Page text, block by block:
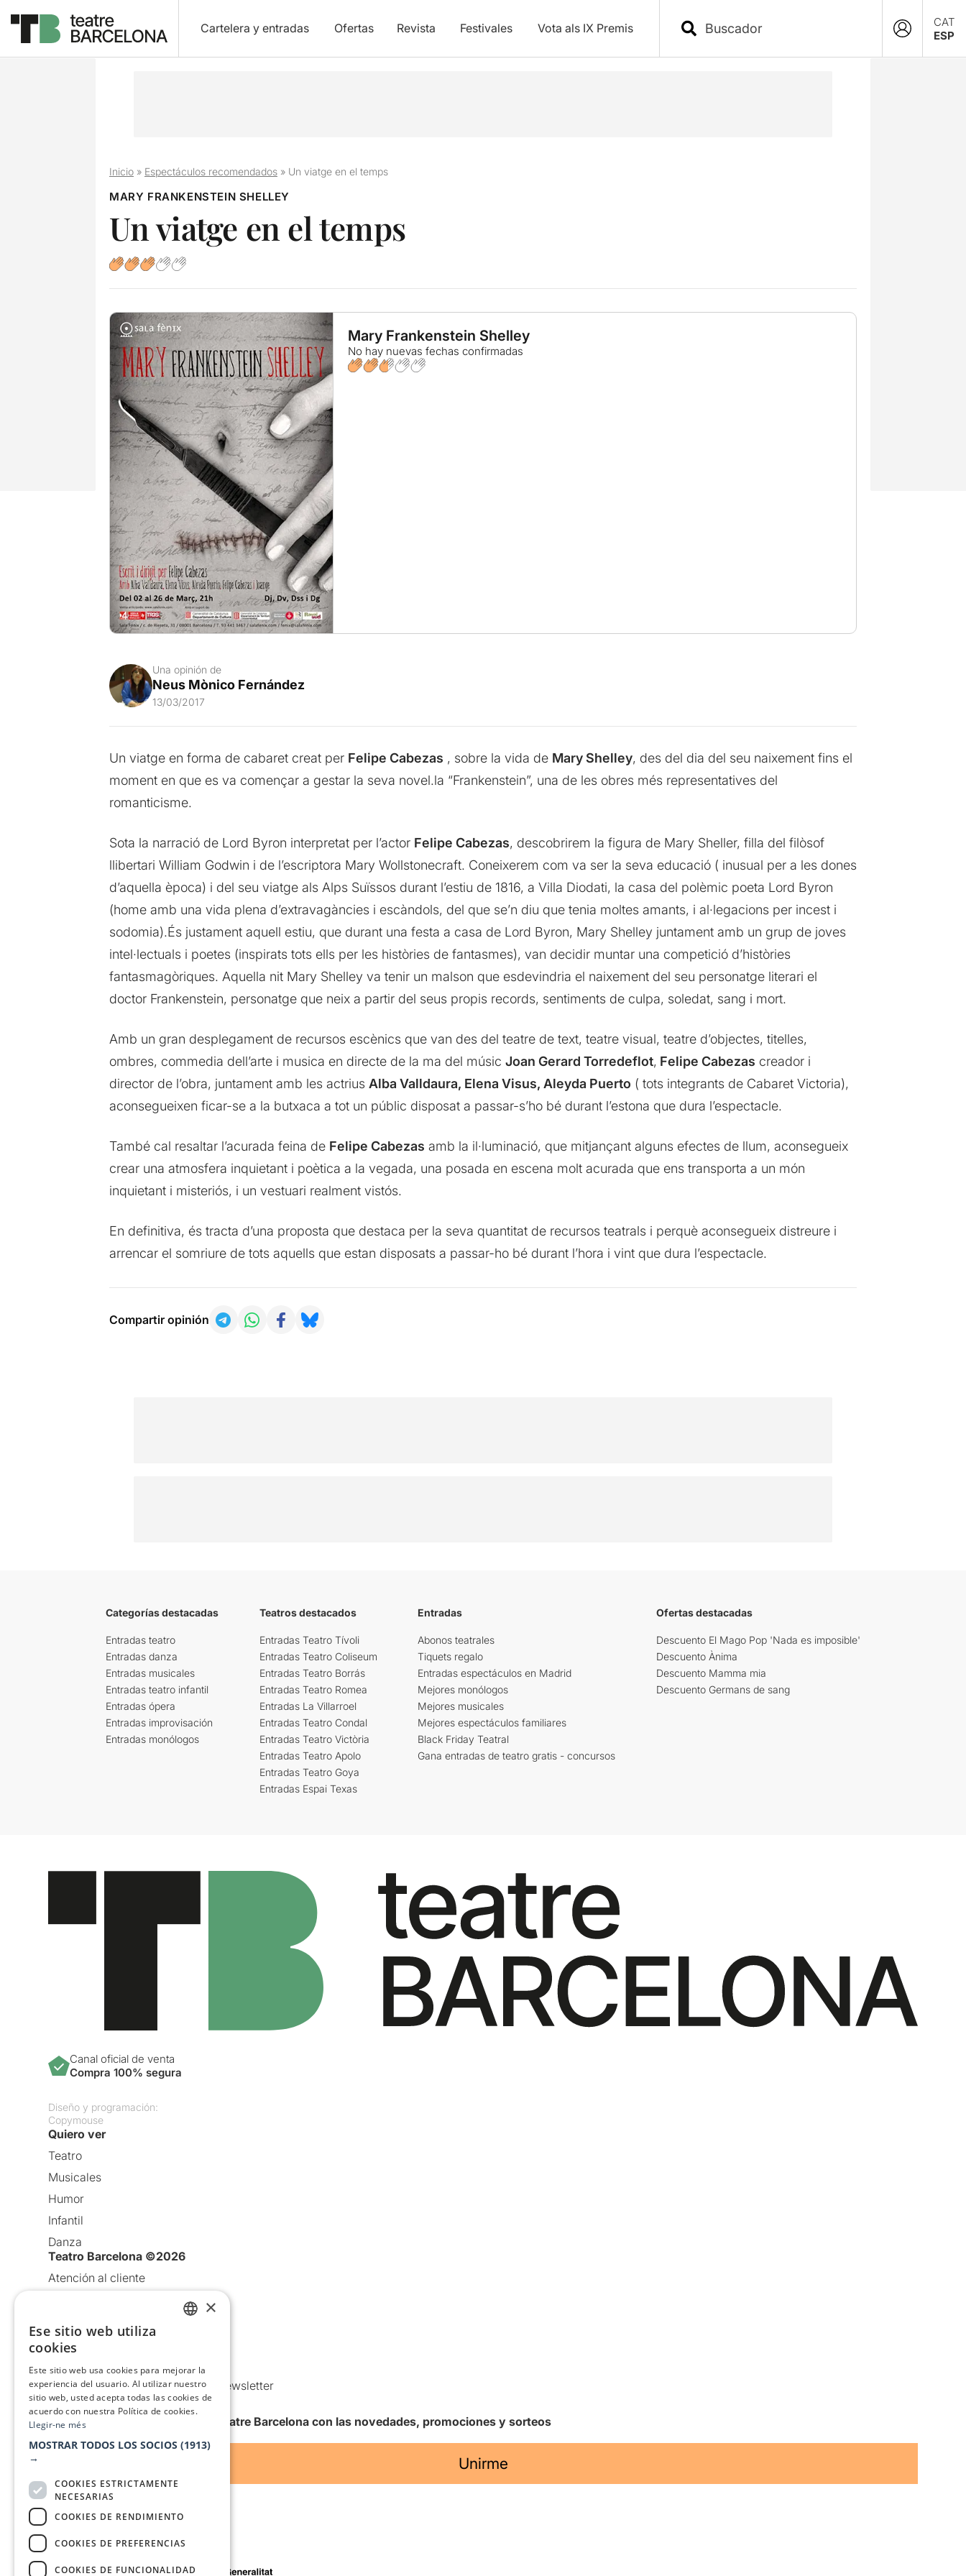
Cartelera y entradas Ofertas Revista Festivales Vota als IX Premis
CAT
ESP
Inicio» Espectáculos recomendados» Un viatge en el temps
MARY FRANKENSTEIN SHELLEY
Un viatge en el temps
Mary Frankenstein Shelley
No hay nuevas fechas confirmadas
Una opinión de
Neus Mònico Fernández
13/03/2017
Un viatge en forma de cabaret creat per Felipe Cabezas , sobre la vida de Mary Shelley, des del dia del seu naixement fins el
moment en que es va començar a gestar la seva novel.la “Frankenstein”, una de les obres més representatives del
romanticisme.
Sota la narració de Lord Byron interpretat per l’actor Felipe Cabezas, descobrirem la figura de Mary Sheller, filla del filòsof
llibertari William Godwin i de l’escriptora Mary Wollstonecraft. Coneixerem com va ser la seva educació ( inusual per a les dones
d’aquella època) i del seu viatge als Alps Suïssos durant l’estiu de 1816, a Villa Diodati, la casa del polèmic poeta Lord Byron
(home amb una vida plena d’extravagàncies i escàndols, del que se’n diu que tenia moltes amants, i al·legacions per incest i
sodomia).És justament aquell estiu, que durant una festa a casa de Lord Byron, Mary Shelley juntament amb un grup de joves
intel·lectuals i poetes (inspirats tots ells per les històries de fantasmes), van decidir muntar una competició d’històries
fantasmagòriques. Aquella nit Mary Shelley va tenir un malson que esdevindria el naixement del seu personatge literari el
doctor Frankenstein, personatge que neix a partir del seus propis records, sentiments de culpa, soledat, sang i mort.
Amb un gran desplegament de recursos escènics que van des del teatre de text, teatre visual, teatre d’objectes, titelles,
ombres, commedia dell’arte i musica en directe de la ma del músic Joan Gerard Torredeflot, Felipe Cabezas creador i
director de l’obra, juntament amb les actrius Alba Valldaura, Elena Visus, Aleyda Puerto ( tots integrants de Cabaret Victoria),
aconsegueixen ficar-se a la butxaca a tot un públic disposat a passar-s’ho bé durant l’estona que dura l’espectacle.
També cal resaltar l’acurada feina de Felipe Cabezas amb la il·luminació, que mitjançant alguns efectes de llum, aconsegueix
crear una atmosfera inquietant i poètica a la vegada, una posada en escena molt acurada que ens transporta a un món
inquietant i misteriós, i un vestuari realment vistós.
En definitiva, és tracta d’una proposta que destaca per la seva quantitat de recursos teatrals i perquè aconsegueix distreure i
arrencar el somriure de tots aquells que estan disposats a passar-ho bé durant l’hora i vint que dura l’espectacle.
Compartir opinión
Categorías destacadas
Entradas teatro
Entradas danza
Entradas musicales
Entradas teatro infantil
Entradas ópera
Entradas improvisación
Entradas monólogos
Teatros destacados
Entradas Teatro Tívoli
Entradas Teatro Coliseum
Entradas Teatro Borrás
Entradas Teatro Romea
Entradas La Villarroel
Entradas Teatro Condal
Entradas Teatro Victòria
Entradas Teatro Apolo
Entradas Teatro Goya
Entradas Espai Texas
Entradas
Abonos teatrales
Tiquets regalo
Entradas espectáculos en Madrid
Mejores monólogos
Mejores musicales
Mejores espectáculos familiares
Black Friday Teatral
Gana entradas de teatro gratis - concursos
Ofertas destacadas
Descuento El Mago Pop 'Nada es imposible'
Descuento Ànima
Descuento Mamma mia
Descuento Germans de sang
Canal oficial de venta
Compra 100% segura
Diseño y programación:
Copymouse
Quiero ver
Teatro
Musicales
Humor
Infantil
Danza
Teatro Barcelona ©2026
Atención al cliente
Política de Cookies
Condiciones de uso
Comunicaciones comerciales y Newsletter
Anuncia’t
Quiero recibir la newsletter de Teatre Barcelona con las novedades, promociones y sorteos
Unirme
Con el apoyo de
×
Ese sitio web utiliza
cookies
Este sitio web usa cookies para mejorar la
experiencia del usuario. Al utilizar nuestro
sitio web, usted acepta todas las cookies de
acuerdo con nuestra Política de cookies.
Llegir-ne més
MOSTRAR TODOS LOS SOCIOS (1913)
→
COOKIES ESTRICTAMENTE
NECESARIAS
COOKIES DE RENDIMIENTO
COOKIES DE PREFERENCIAS
COOKIES DE FUNCIONALIDAD